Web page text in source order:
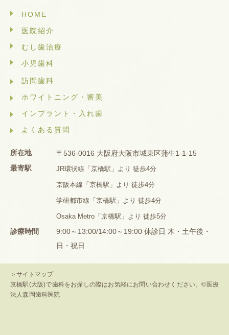
HOME
医院紹介
むし歯治療
小児歯科
訪問歯科
ホワイトニング・審美
インプラント・入れ歯
よくある質問
所在地
〒536-0016 大阪府大阪市城東区蒲生1-1-15
最寄駅
JR環状線「京橋駅」より 徒歩4分
京阪本線「京橋駅」より 徒歩4分
学研都市線「京橋駅」より 徒歩4分
Osaka Metro「京橋駅」より 徒歩5分
診療時間
9:00～13:00/14:00～19:00 休診日 木・土午後・
日・祝日
＞サイトマップ
京橋駅(大阪)で歯科をお探しの際はお気軽にお問い合わせください。©医療
法人森岡歯科医院